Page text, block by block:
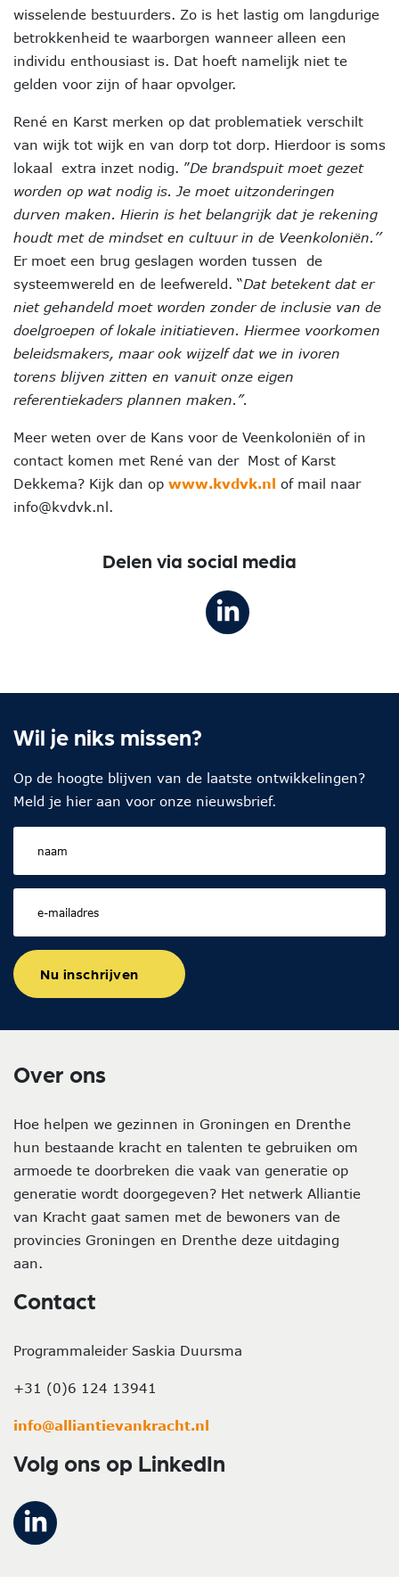
wisselende bestuurders. Zo is het lastig om langdurige
betrokkenheid te waarborgen wanneer alleen een
individu enthousiast is. Dat hoeft namelijk niet te
gelden voor zijn of haar opvolger.
René en Karst merken op dat problematiek verschilt
van wijk tot wijk en van dorp tot dorp. Hierdoor is soms
lokaal extra inzet nodig. ”De brandspuit moet gezet
worden op wat nodig is. Je moet uitzonderingen
durven maken. Hierin is het belangrijk dat je rekening
houdt met de mindset en cultuur in de Veenkoloniën.’’
Er moet een brug geslagen worden tussen de
systeemwereld en de leefwereld. “Dat betekent dat er
niet gehandeld moet worden zonder de inclusie van de
doelgroepen of lokale initiatieven. Hiermee voorkomen
beleidsmakers, maar ook wijzelf dat we in ivoren
torens blijven zitten en vanuit onze eigen
referentiekaders plannen maken.”.
Meer weten over de Kans voor de Veenkoloniën of in
contact komen met René van der Most of Karst
Dekkema? Kijk dan op www.kvdvk.nl of mail naar
info@kvdvk.nl.
Delen via social media
Wil je niks missen?
Op de hoogte blijven van de laatste ontwikkelingen?
Meld je hier aan voor onze nieuwsbrief.
Nu inschrijven
Over ons
Hoe helpen we gezinnen in Groningen en Drenthe
hun bestaande kracht en talenten te gebruiken om
armoede te doorbreken die vaak van generatie op
generatie wordt doorgegeven? Het netwerk Alliantie
van Kracht gaat samen met de bewoners van de
provincies Groningen en Drenthe deze uitdaging
aan.
Contact
Programmaleider Saskia Duursma
+31 (0)6 124 13941
info@alliantievankracht.nl
Volg ons op LinkedIn